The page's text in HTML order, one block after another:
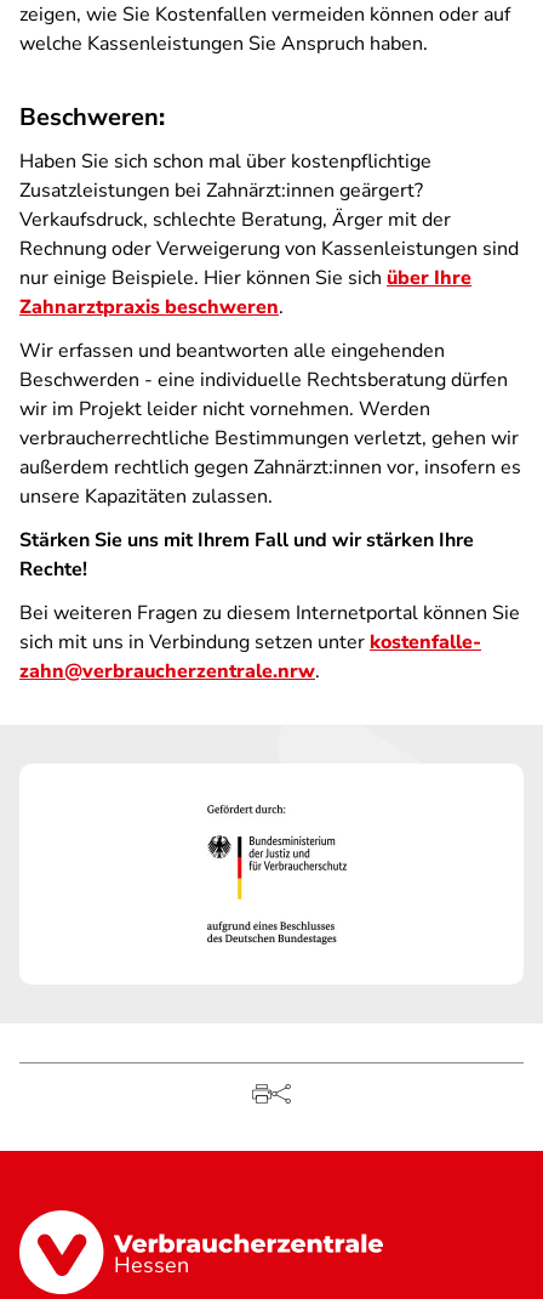
zeigen, wie Sie Kostenfallen vermeiden können oder auf
welche Kassenleistungen Sie Anspruch haben.
Beschweren:
Haben Sie sich schon mal über kostenpflichtige
Zusatzleistungen bei Zahnärzt:innen geärgert?
Verkaufsdruck, schlechte Beratung, Ärger mit der
Rechnung oder Verweigerung von Kassenleistungen sind
nur einige Beispiele. Hier können Sie sich über Ihre
Zahnarztpraxis beschweren.
Wir erfassen und beantworten alle eingehenden
Beschwerden - eine individuelle Rechtsberatung dürfen
wir im Projekt leider nicht vornehmen. Werden
verbraucherrechtliche Bestimmungen verletzt, gehen wir
außerdem rechtlich gegen Zahnärzt:innen vor, insofern es
unsere Kapazitäten zulassen.
Stärken Sie uns mit Ihrem Fall und wir stärken Ihre
Rechte!
Bei weiteren Fragen zu diesem Internetportal können Sie
sich mit uns in Verbindung setzen unter kostenfalle-
zahn@verbraucherzentrale.nrw.
Hessen